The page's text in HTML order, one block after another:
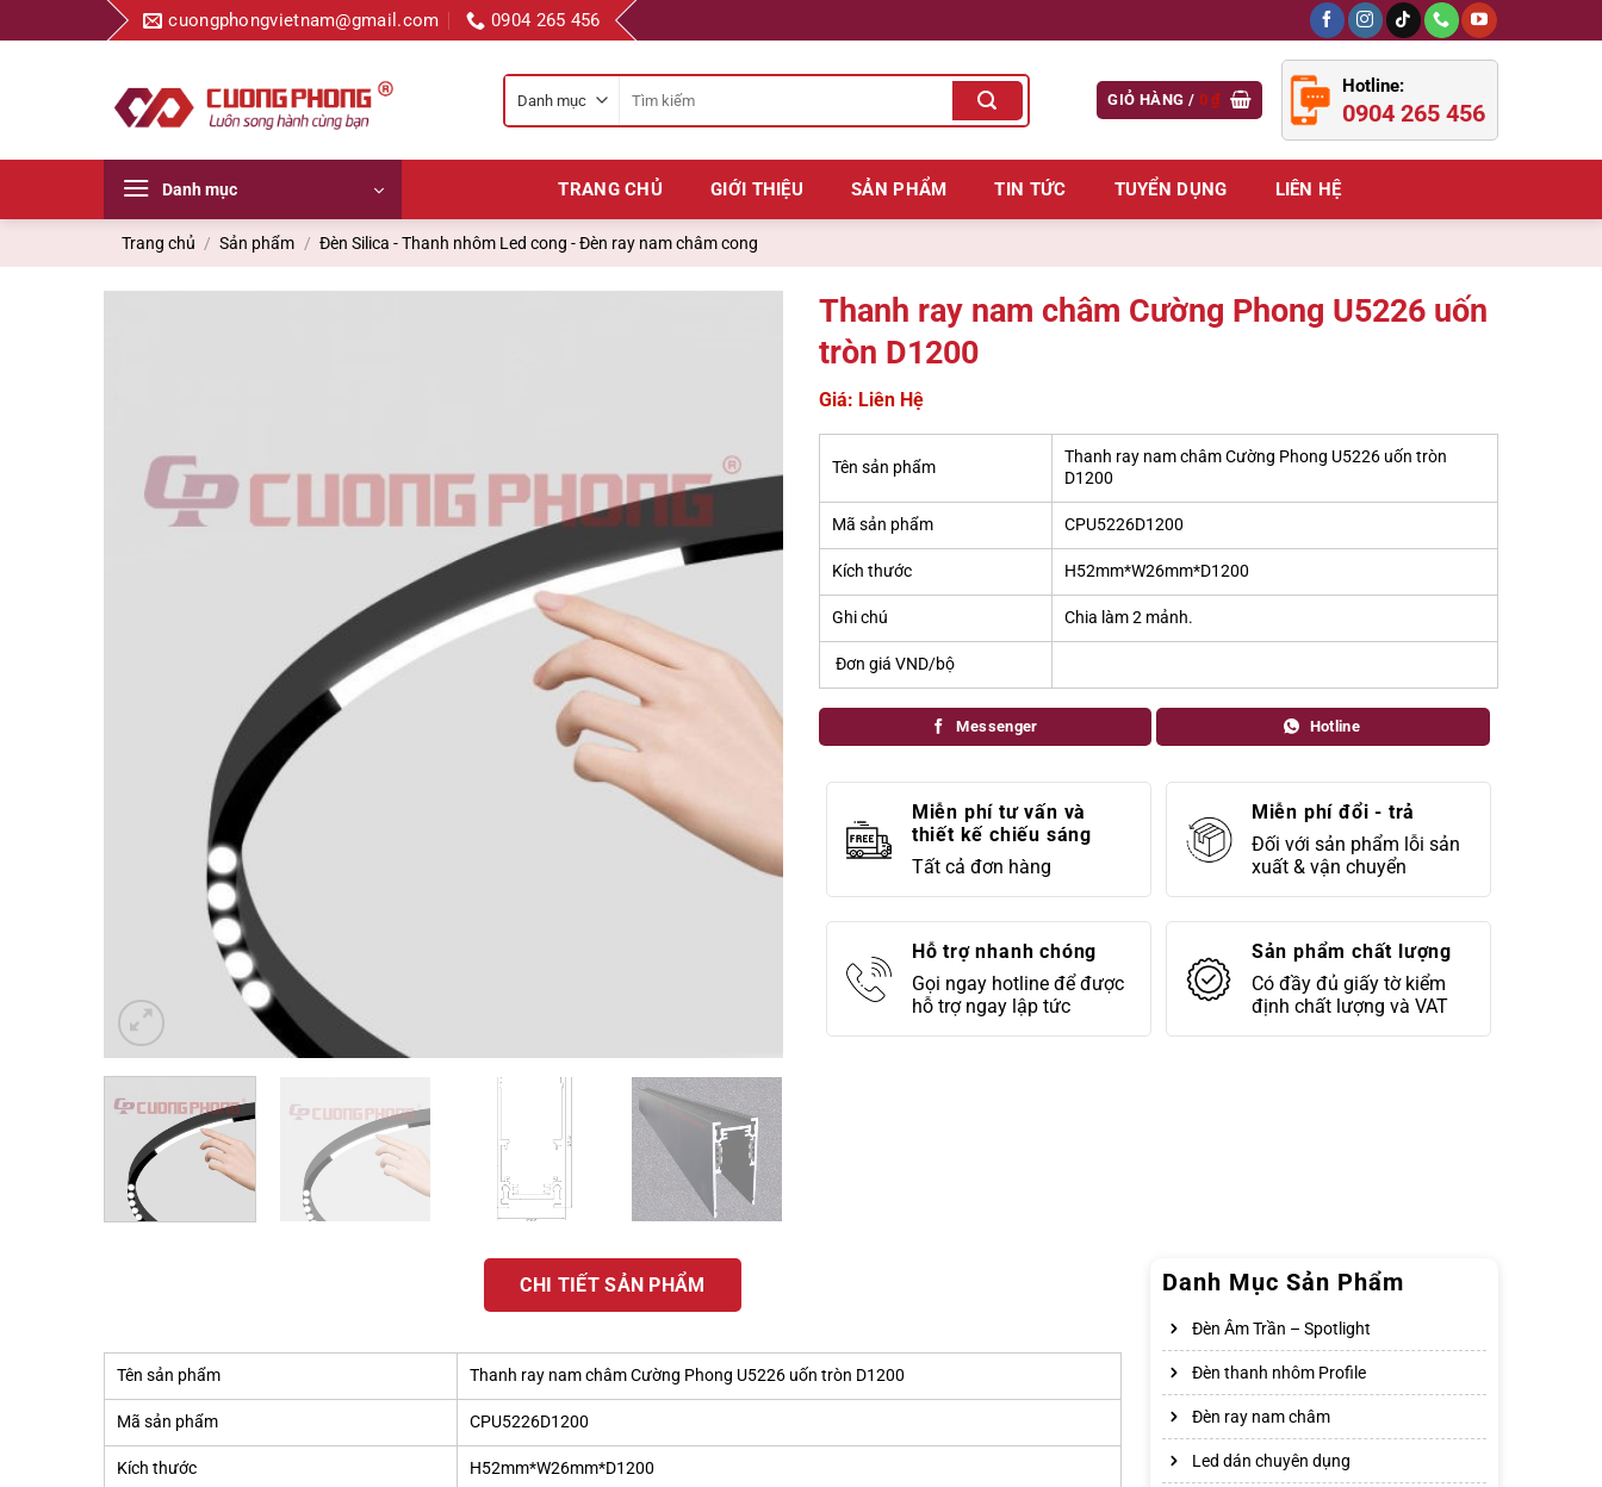
qua
cuongphongvietnam@gmail.com 0904 265 456
kiếm
cho:
GIỎ HÀNG / 0₫
Hotline:
0904 265 456
Danh mục TRANG CHỦ GIỚI THIỆU SẢN PHẨM TIN TỨC TUYỂN DỤNG LIÊN HỆ
Trang chủ / Sản phẩm / Đèn Silica - Thanh nhôm Led cong - Đèn ray nam châm cong
Thanh ray nam châm Cường Phong U5226 uốn
tròn D1200
Giá: Liên Hệ
Tên sản phẩm
Thanh ray nam châm Cường Phong U5226 uốn tròn
D1200
Mã sản phẩm CPU5226D1200
Kích thước H52mm*W26mm*D1200
Ghi chú Chia làm 2 mảnh.
Đơn giá VND/bộ
Messenger Hotline
Miễn phí tư vấn và
thiết kế chiếu sáng
Tất cả đơn hàng
Miễn phí đổi - trả
Đối với sản phẩm lỗi sản
xuất & vận chuyển
Hỗ trợ nhanh chóng
Gọi ngay hotline để được
hỗ trợ ngay lập tức
Sản phẩm chất lượng
Có đầy đủ giấy tờ kiểm
định chất lượng và VAT
CHI TIẾT SẢN PHẨM
Tên sản phẩm Thanh ray nam châm Cường Phong U5226 uốn tròn D1200
Mã sản phẩm CPU5226D1200
Kích thước H52mm*W26mm*D1200
Danh Mục Sản Phẩm
Đèn Âm Trần – Spotlight
Đèn thanh nhôm Profile
Đèn ray nam châm
Led dán chuyên dụng